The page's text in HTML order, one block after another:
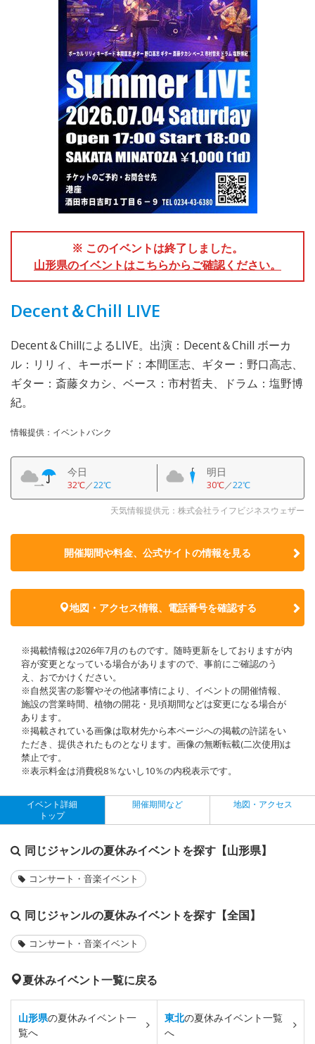
※ このイベントは終了しました。
山形県のイベントはこちらからご確認ください。
Decent＆Chill LIVE
Decent＆ChillによるLIVE。出演：Decent＆Chill ボーカ
ル：リリィ、キーボード：本間匡志、ギター：野口高志、
ギター：斎藤タカシ、ベース：市村哲夫、ドラム：塩野博
紀。
情報提供：イベントバンク
今日
32℃／22℃
明日
30℃／22℃
天気情報提供元：株式会社ライフビジネスウェザー
開催期間や料金、公式サイトの情報を見る
地図・アクセス情報、電話番号を確認する
※掲載情報は2026年7月のものです。随時更新をしておりますが内
容が変更となっている場合がありますので、事前にご確認のう
え、おでかけください。
※自然災害の影響やその他諸事情により、イベントの開催情報、
施設の営業時間、植物の開花・見頃期間などは変更になる場合が
あります。
※掲載されている画像は取材先から本ページへの掲載の許諾をい
ただき、提供されたものとなります。画像の無断転載(二次使用)は
禁止です。
※表示料金は消費税8％ないし10％の内税表示です。
イベント詳細
トップ
開催期間など 地図・アクセス
同じジャンルの夏休みイベントを探す【山形県】
コンサート・音楽イベント
同じジャンルの夏休みイベントを探す【全国】
コンサート・音楽イベント
夏休みイベント一覧に戻る
山形県の夏休みイベント一
覧へ
東北の夏休みイベント一覧
へ